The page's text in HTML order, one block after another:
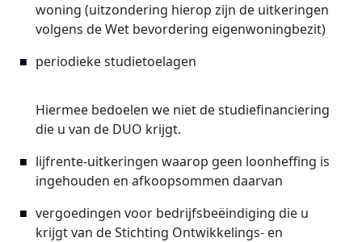
woning (uitzondering hierop zijn de uitkeringen
volgens de Wet bevordering eigenwoningbezit)
periodieke studietoelagen
Hiermee bedoelen we niet de studiefinanciering
die u van de DUO krijgt.
lijfrente-uitkeringen waarop geen loonheffing is
ingehouden en afkoopsommen daarvan
vergoedingen voor bedrijfsbeëindiging die u
krijgt van de Stichting Ontwikkelings- en